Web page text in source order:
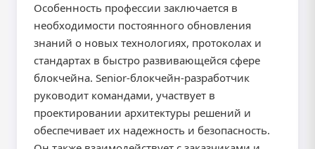
Особенность профессии заключается в
необходимости постоянного обновления
знаний о новых технологиях, протоколах и
стандартах в быстро развивающейся сфере
блокчейна. Senior-блокчейн-разработчик
руководит командами, участвует в
проектировании архитектуры решений и
обеспечивает их надежность и безопасность.